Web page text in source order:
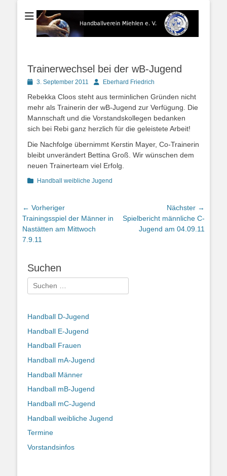
Handballverein
Miehlen e. V.
Der Handballverein im Blauen Ländchen
Trainerwechsel bei der wB-Jugend
Posted3. September 2011 AutorEberhard Friedrich
Rebekka Cloos steht aus terminlichen Gründen nicht
mehr als Trainerin der wB-Jugend zur Verfügung. Die
Mannschaft und die Vorstandskollegen bedanken
sich bei Rebi ganz herzlich für die geleistete Arbeit!
Die Nachfolge übernimmt Kerstin Mayer, Co-Trainerin
bleibt unverändert Bettina Groß. Wir wünschen dem
neuen Trainerteam viel Erfolg.
Kategorien
Handball weibliche Jugend
Beitragsnavigation
← Vorheriger
Vorheriger
Beitrag:
Trainingsspiel der Männer in
Nastätten am Mittwoch
7.9.11
Nächster →
Nächster
Spielbericht männliche C-
Jugend am 04.09.11
Suchen
Suchen
nach:
Handball D-Jugend
Handball E-Jugend
Handball Frauen
Handball mA-Jugend
Handball Männer
Handball mB-Jugend
Handball mC-Jugend
Handball weibliche Jugend
Termine
Vorstandsinfos